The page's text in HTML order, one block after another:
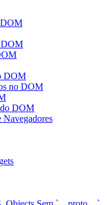
DOM
DOM
DOM
no DOM
DOM